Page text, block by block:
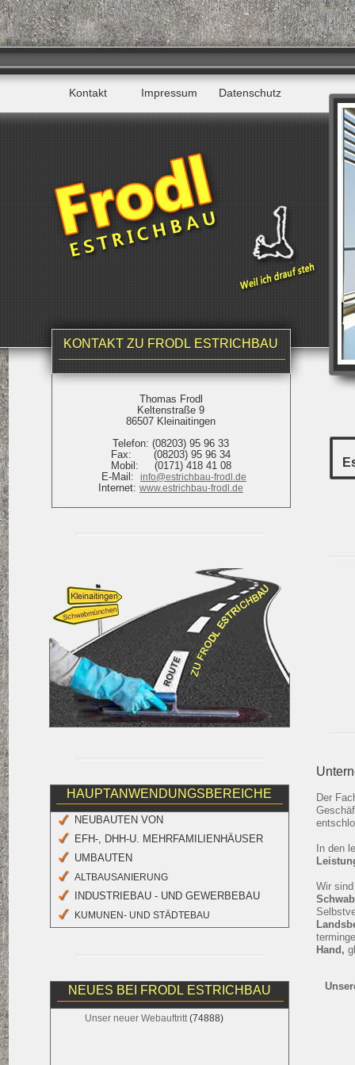
Kontakt Impressum Datenschutz
KONTAKT ZU FRODL ESTRICHBAU
Thomas Frodl
Keltenstraße 9
86507 Kleinaitingen
Telefon: (08203) 95 96 33
Fax: (08203) 95 96 34
Mobil: (0171) 418 41 08
E-Mail: info@estrichbau-frodl.de
Internet: www.estrichbau-frodl.de
HAUPTANWENDUNGSBEREICHE
NEUBAUTEN VON
EFH-, DHH-U. MEHRFAMILIENHÄUSER
UMBAUTEN
ALTBAUSANIERUNG
INDUSTRIEBAU - UND GEWERBEBAU
KUMUNEN- UND STÄDTEBAU
NEUES BEI FRODL ESTRICHBAU
Unser neuer Webauftritt(74888)
Der
In den
Wir
Hand,